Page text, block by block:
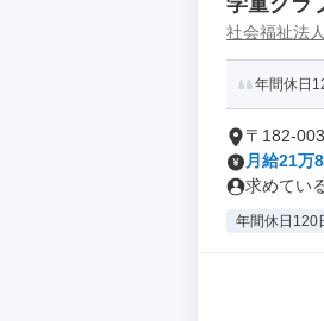
社会福祉法
年間休日
〒182-
月給21万
求めてい
年間休日120